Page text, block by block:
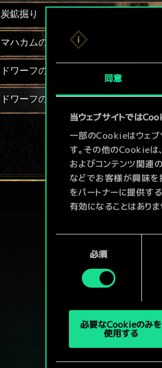
同意
当ウェブサイトでは
一部のCookieはウェブ
す。その他のCookieは
およびコンテンツ関連
などでお客様が興味を
をパートナーに提供す
有効になることはありま
Cookieの使用およびパ
ューでご確認ください。
必須
必要なCookieのみを
使用する
炭鉱掘り
マハカムの義勇兵
ドワーフの狂戦士
ドワーフの散兵 x